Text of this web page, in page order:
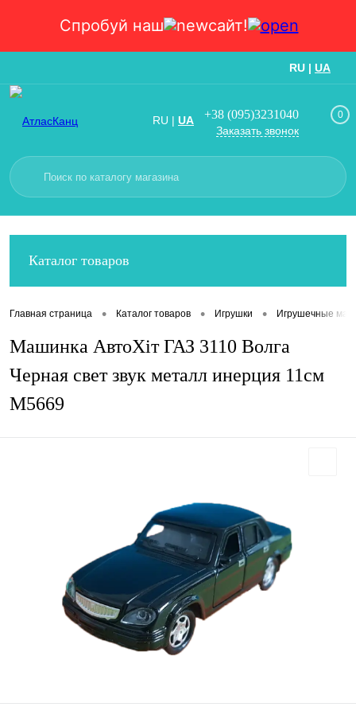
Спробуй наш сайт!
RU | UA
RU | UA +38 (095)3231040
Заказать звонок
0
Каталог товаров
Главная страница • Каталог товаров • Игрушки • Игрушечные
Машинка АвтоХіт ГАЗ 3110 Волга
Черная свет звук металл инерция 11см
М5669